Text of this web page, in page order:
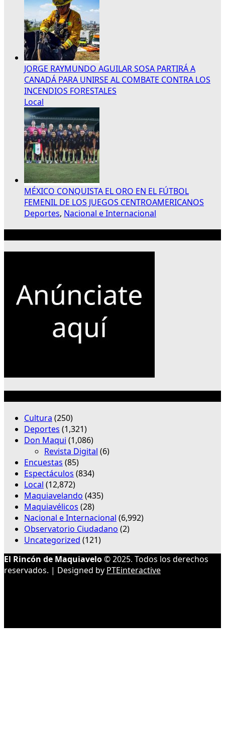
JORGE RAYMUNDO AGUILAR SOSA PARTIRÁ A
CANADÁ PARA UNIRSE AL COMBATE CONTRA LOS
INCENDIOS FORESTALES
Local
MÉXICO CONQUISTA EL ORO EN EL FÚTBOL
FEMENIL DE LOS JUEGOS CENTROAMERICANOS
Deportes, Nacional e Internacional
Cultura (250)
Deportes (1,321)
Don Maqui (1,086)
Revista Digital (6)
Encuestas (85)
Espectáculos (834)
Local (12,872)
Maquiavelando (435)
Maquiavélicos (28)
Nacional e Internacional (6,992)
Observatorio Ciudadano (2)
Uncategorized (121)
El Rincón de Maquiavelo© 2025. Todos los derechos
reservados. | Designed by PTEinteractive